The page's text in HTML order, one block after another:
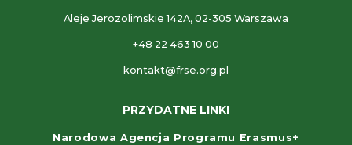
Aleje Jerozolimskie 142A, 02-305 Warszawa
+48 22 463 10 00
kontakt@frse.org.pl
PRZYDATNE LINKI
Narodowa Agencja Programu Erasmus+